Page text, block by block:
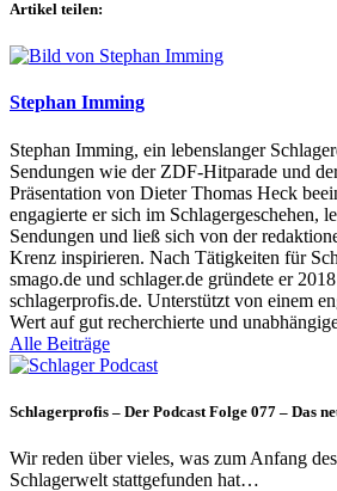
Artikel teilen:
Stephan Imming
Stephan Imming, ein lebenslanger
Sendungen wie der ZDF-Hitparade und
Präsentation von Dieter Thomas Heck
engagierte er sich im Schlagergeschehen,
Sendungen und ließ sich von der
Krenz inspirieren. Nach Tätigkeiten für
smago.de und schlager.de gründete er
schlagerprofis.de. Unterstützt von einem
Wert auf gut recherchierte und
Alle Beiträge
Schlagerprofis – Der Podcast Folge 077 – Das
Wir reden über vieles, was zum Anfang
Schlagerwelt stattgefunden hat…